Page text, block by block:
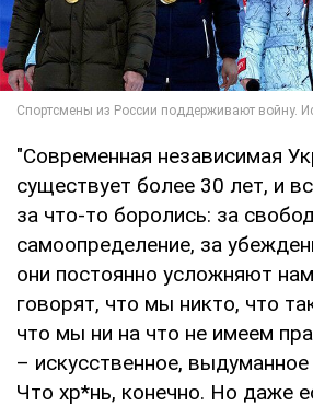
"Современная независимая
существует более 30 лет, и
за что-то боролись: за
самоопределение, за
они постоянно усложняют
говорят, что мы никто, что
что мы ни на что не имеем
– искусственное,
Что хр*нь, конечно. Но даже